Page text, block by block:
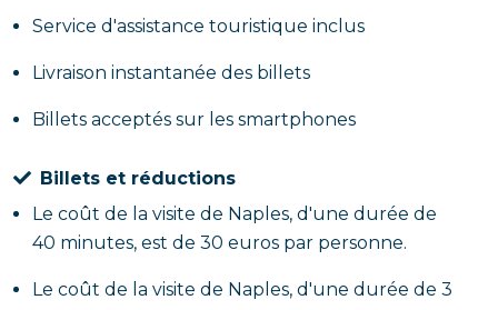
Service d'assistance touristique inclus
Livraison instantanée des billets
Billets acceptés sur les smartphones
Billets et réductions
Le coût de la visite de Naples, d'une durée de
40 minutes, est de 30 euros par personne.
Le coût de la visite de Naples, d'une durée de 3